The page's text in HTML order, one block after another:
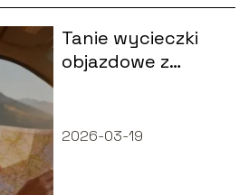
Tanie wycieczki
objazdowe z
2026-03-19